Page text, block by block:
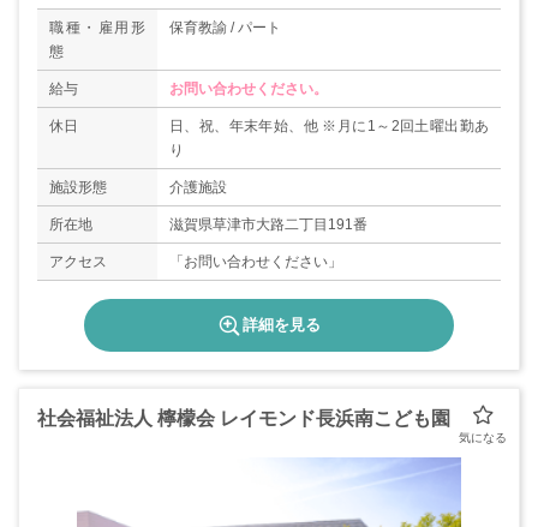
職種・雇用形
態
保育教諭 / パート
給与 お問い合わせください。
休日
日、祝、年末年始、他 ※月に1～2回土曜出勤あ
り
施設形態 介護施設
所在地 滋賀県草津市大路二丁目191番
アクセス 「お問い合わせください」
詳細を見る
社会福祉法人 檸檬会 レイモンド長浜南こども園